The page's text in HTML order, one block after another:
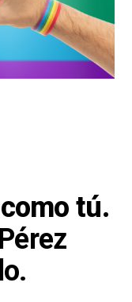
tú.